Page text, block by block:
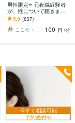
男性限定⭐️ 元夜職経験者
が、性について聴きます
性のお悩みや好きな趣
味…安心して打ち明けて
ねʕ•ᴥ•ʔ
5.0 (637)
こころ（＾_＾）
100 円 /分
今すぐ相談可能
予約受付中